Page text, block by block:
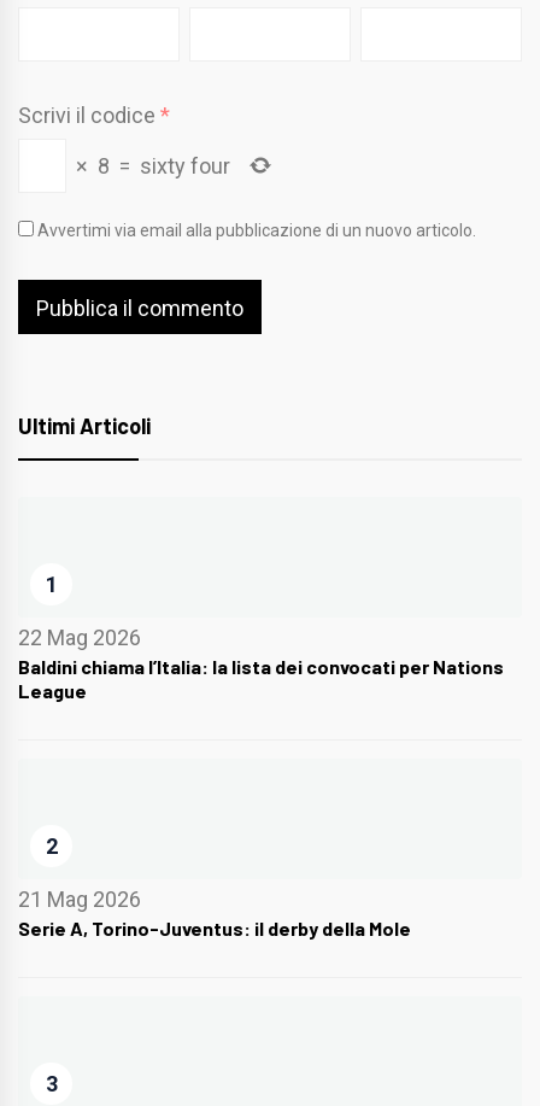
Scrivi il codice *
× 8 = sixty four
Avvertimi via email alla pubblicazione di un nuovo articolo.
Ultimi Articoli
1
22 Mag 2026
Baldini chiama l’Italia: la lista dei convocati per Nations
League
2
21 Mag 2026
Serie A, Torino-Juventus: il derby della Mole
3